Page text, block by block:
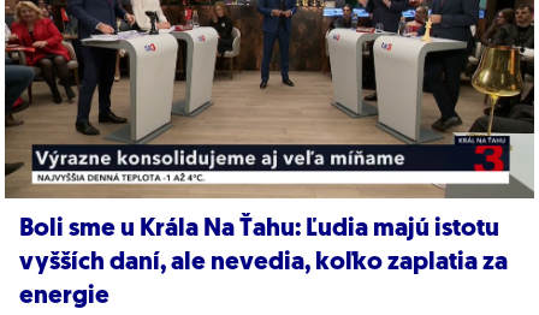
Boli sme u Krála Na Ťahu: Ľudia majú istotu
vyšších daní, ale nevedia, koľko zaplatia za
energie